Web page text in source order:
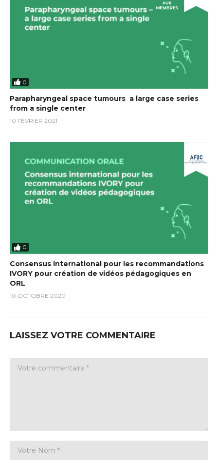
0
Parapharyngeal space tumours  a large case series
from a single center
10 FÉVRIER 2021
0
Consensus international pour les recommandations
IVORY pour création de vidéos pédagogiques en
ORL
10 OCTOBRE 2020
LAISSEZ VOTRE COMMENTAIRE